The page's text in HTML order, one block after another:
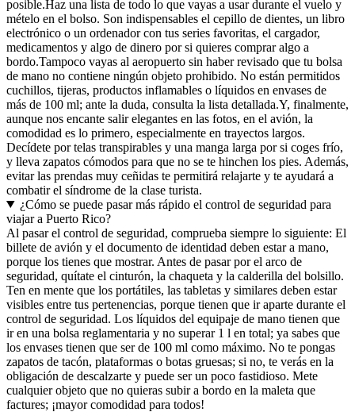
posible.Haz una lista de todo lo que vayas a usar durante el vuelo y
mételo en el bolso. Son indispensables el cepillo de dientes, un libro
electrónico o un ordenador con tus series favoritas, el cargador,
medicamentos y algo de dinero por si quieres comprar algo a
bordo.Tampoco vayas al aeropuerto sin haber revisado que tu bolsa
de mano no contiene ningún objeto prohibido. No están permitidos
cuchillos, tijeras, productos inflamables o líquidos en envases de
más de 100 ml; ante la duda, consulta la lista detallada.Y, finalmente,
aunque nos encante salir elegantes en las fotos, en el avión, la
comodidad es lo primero, especialmente en trayectos largos.
Decídete por telas transpirables y una manga larga por si coges frío,
y lleva zapatos cómodos para que no se te hinchen los pies. Además,
evitar las prendas muy ceñidas te permitirá relajarte y te ayudará a
combatir el síndrome de la clase turista.
¿Cómo se puede pasar más rápido el control de seguridad para
viajar a Puerto Rico?
Al pasar el control de seguridad, comprueba siempre lo siguiente: El
billete de avión y el documento de identidad deben estar a mano,
porque los tienes que mostrar. Antes de pasar por el arco de
seguridad, quítate el cinturón, la chaqueta y la calderilla del bolsillo.
Ten en mente que los portátiles, las tabletas y similares deben estar
visibles entre tus pertenencias, porque tienen que ir aparte durante el
control de seguridad. Los líquidos del equipaje de mano tienen que
ir en una bolsa reglamentaria y no superar 1 l en total; ya sabes que
los envases tienen que ser de 100 ml como máximo. No te pongas
zapatos de tacón, plataformas o botas gruesas; si no, te verás en la
obligación de descalzarte y puede ser un poco fastidioso. Mete
cualquier objeto que no quieras subir a bordo en la maleta que
factures; ¡mayor comodidad para todos!